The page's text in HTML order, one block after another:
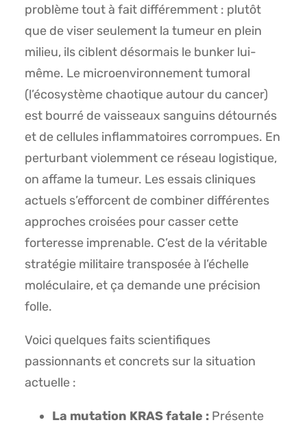
problème tout à fait différemment : plutôt
que de viser seulement la tumeur en plein
milieu, ils ciblent désormais le bunker lui-
même. Le microenvironnement tumoral
(l’écosystème chaotique autour du cancer)
est bourré de vaisseaux sanguins détournés
et de cellules inflammatoires corrompues. En
perturbant violemment ce réseau logistique,
on affame la tumeur. Les essais cliniques
actuels s’efforcent de combiner différentes
approches croisées pour casser cette
forteresse imprenable. C’est de la véritable
stratégie militaire transposée à l’échelle
moléculaire, et ça demande une précision
folle.
Voici quelques faits scientifiques
passionnants et concrets sur la situation
actuelle :
La mutation KRAS fatale : Présente